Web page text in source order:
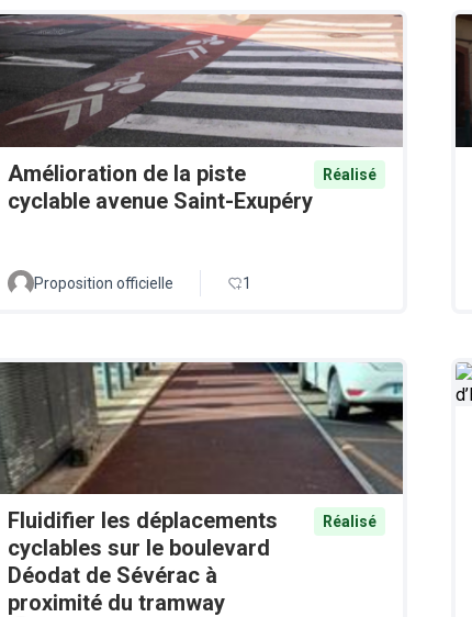
Amélioration de la piste
cyclable avenue Saint-Exupéry
Réalisé
Proposition officielle 1
Fluidifier les déplacements
cyclables sur le boulevard
Déodat de Sévérac à
proximité du tramway
Réalisé